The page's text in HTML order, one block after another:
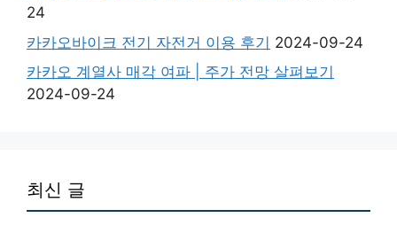
24
카카오바이크 전기 자전거 이용 후기 2024-09-24
카카오 계열사 매각 여파 | 주가 전망 살펴보기
2024-09-24
최신 글